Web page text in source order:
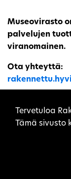
Museovirasto
palvelujen
viranomainen.
Ota yhteyttä:
Tervetuloa
Tämä